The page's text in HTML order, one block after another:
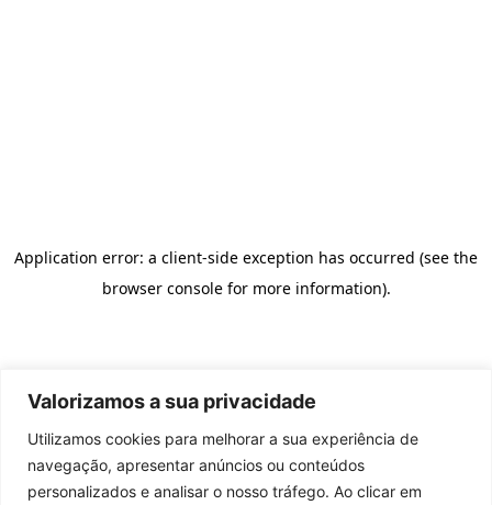
Valorizamos a sua privacidade
Utilizamos cookies para melhorar a sua experiência de
navegação, apresentar anúncios ou conteúdos
personalizados e analisar o nosso tráfego. Ao clicar em